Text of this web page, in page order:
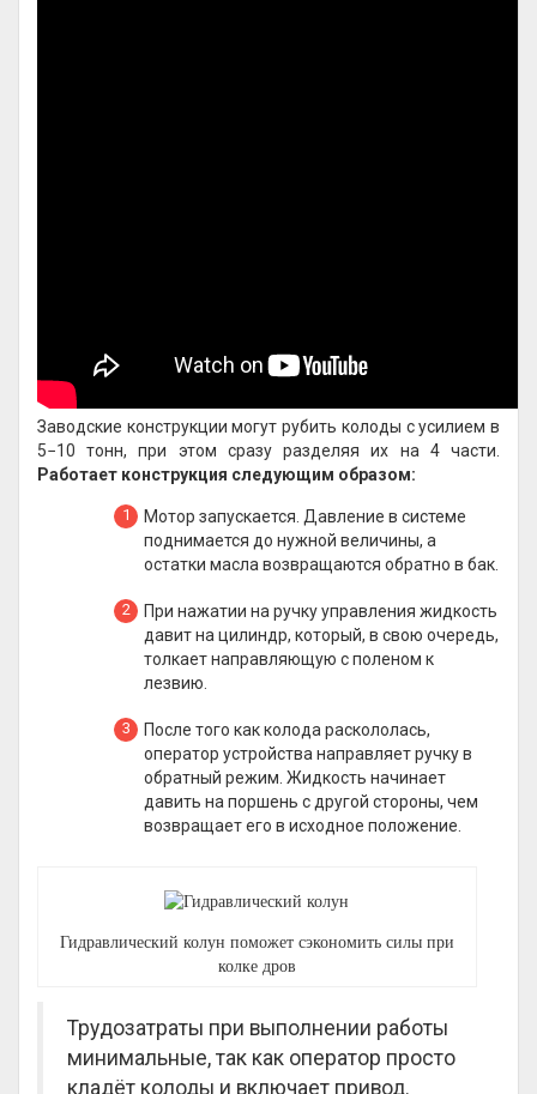
Заводские конструкции могут рубить колоды с усилием в
5−10 тонн, при этом сразу разделяя их на 4 части.
Работает конструкция следующим образом:
Мотор запускается. Давление в системе
поднимается до нужной величины, а
остатки масла возвращаются обратно в бак.
При нажатии на ручку управления жидкость
давит на цилиндр, который, в свою очередь,
толкает направляющую с поленом к
лезвию.
После того как колода раскололась,
оператор устройства направляет ручку в
обратный режим. Жидкость начинает
давить на поршень с другой стороны, чем
возвращает его в исходное положение.
Гидравлический колун поможет сэкономить силы при
колке дров
Трудозатраты при выполнении работы
минимальные, так как оператор просто
кладёт колоды и включает привод.